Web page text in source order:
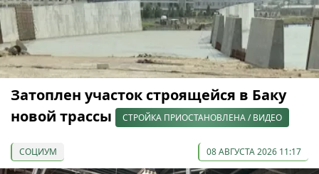
Затоплен участок строящейся в Баку
новой трассы
СТРОЙКА ПРИОСТАНОВЛЕНА / ВИДЕО
СОЦИУМ 08 АВГУСТА 2026 11:17